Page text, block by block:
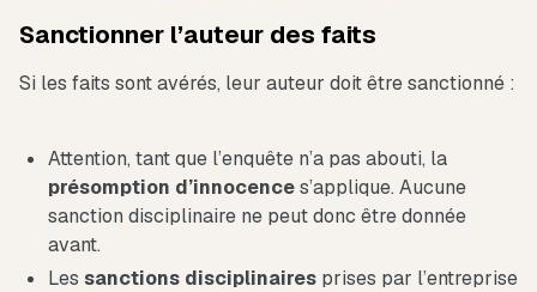
Sanctionner l’auteur des faits
Si les faits sont avérés, leur auteur doit être sanctionné :
Attention, tant que l’enquête n’a pas abouti, la
présomption d’innocences’applique. Aucune
sanction disciplinaire ne peut donc être donnée
avant.
Les sanctions disciplinaires prises par l’entreprise